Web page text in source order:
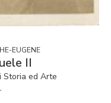
EUGENE
II
Storia ed Arte